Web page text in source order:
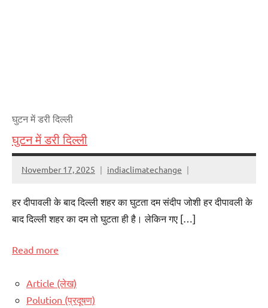
घुटन में डरी दिल्ली
घुटन में डरी दिल्ली
November 17, 2025 indiaclimatechange
हर दीपावली के बाद दिल्ली शहर का घुटता दम संदीप जोशी हर दीपावली के
बाद दिल्ली शहर का दम तो घुटता ही है। लेकिन गए […]
Read more
Article (लेख)
Polution (प्रदूषण)